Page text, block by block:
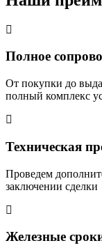
Полное
От покупки до
полный комплекс
Техническая
Проведем
заключении сделки
Железные